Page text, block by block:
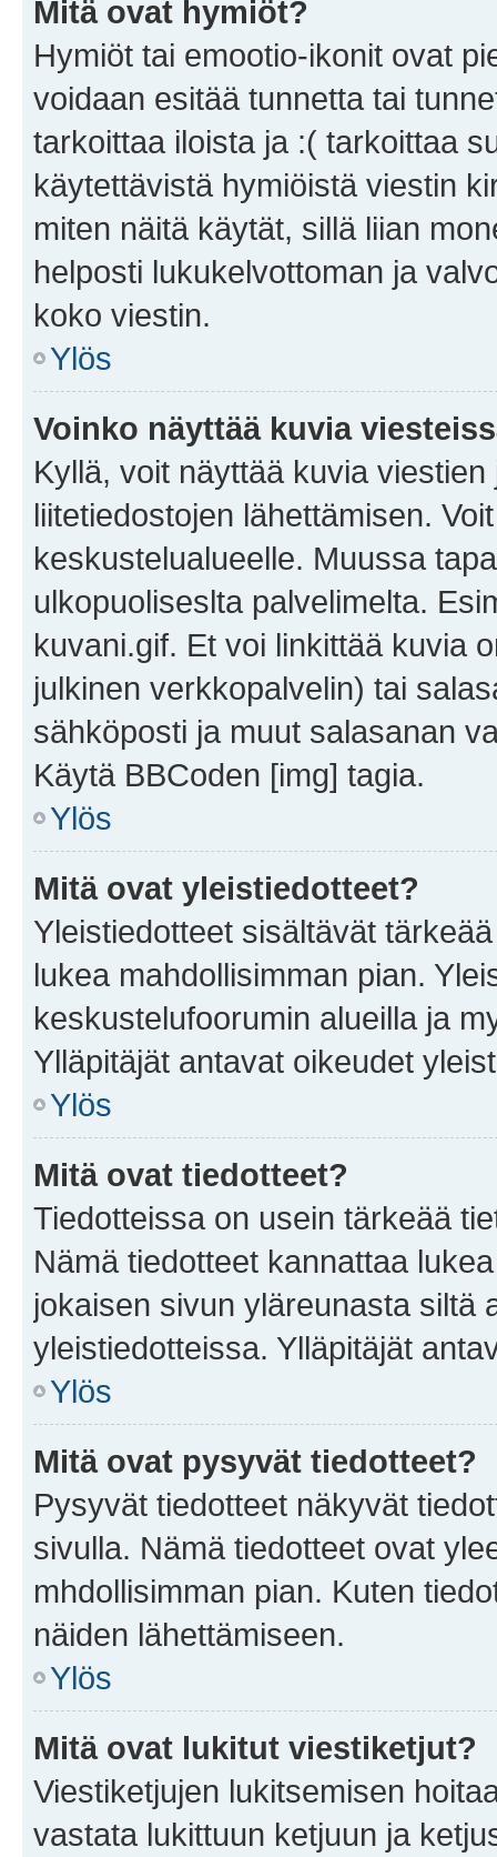
Mitä ovat hymiöt?
Hymiöt tai emootio-ikonit ovat
voidaan esitää tunnetta tai
tarkoittaa iloista ja :( tarkoittaa
käytettävistä hymiöistä viestin
miten näitä käytät, sillä liian
helposti lukukelvottoman ja
koko viestin.
Ylös
Voinko näyttää kuvia
Kyllä, voit näyttää kuvia
liitetiedostojen lähettämisen.
keskustelualueelle. Muussa
ulkopuoliseslta palvelimelta.
kuvani.gif. Et voi linkittää kuvia
julkinen verkkopalvelin) tai
sähköposti ja muut salasanan
Käytä BBCoden [img] tagia.
Ylös
Mitä ovat yleistiedotteet?
Yleistiedotteet sisältävät
lukea mahdollisimman pian.
keskustelufoorumin alueilla ja
Ylläpitäjät antavat oikeudet
Ylös
Mitä ovat tiedotteet?
Tiedotteissa on usein tärkeää
Nämä tiedotteet kannattaa
jokaisen sivun yläreunasta siltä
yleistiedotteissa. Ylläpitäjät
Ylös
Mitä ovat pysyvät tiedotteet?
Pysyvät tiedotteet näkyvät
sivulla. Nämä tiedotteet ovat
mhdollisimman pian. Kuten
näiden lähettämiseen.
Ylös
Mitä ovat lukitut viestiketjut?
Viestiketjujen lukitsemisen
vastata lukittuun ketjuun ja